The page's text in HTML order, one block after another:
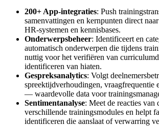
200+ App-integraties: Push
samenvattingen en kernpunten direct
HR-systemen en kennisbases.
Onderwerpsbeheer: Identificeert en
automatisch onderwerpen die tijdens
nuttig voor het verifiëren van
identificeren van hiaten.
Gespreksanalytics: Volgt
spreektijdverhoudingen, vraagfrequentie
— waardevolle data voor
Sentimentanalyse: Meet de reacties van
verschillende trainingsmodules en helpt
identificeren die aanslaat of verwarring